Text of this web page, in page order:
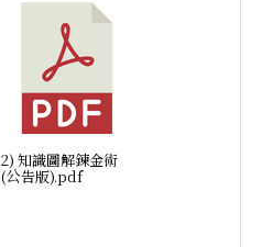
2) 知識圖解鍊金術
(公告版).pdf